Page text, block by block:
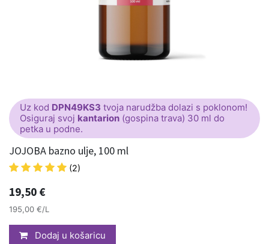
Uz kod DPN49KS3 tvoja narudžba dolazi s poklonom!
Osiguraj svoj kantarion (gospina trava) 30 ml do
petka u podne.
JOJOBA bazno ulje, 100 ml
(2)
19,50 €
195,00 €/L
Dodaj u košaricu